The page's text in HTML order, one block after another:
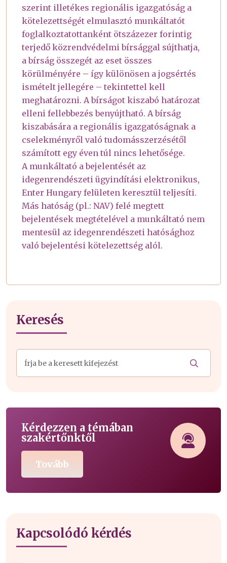
szerint illetékes regionális igazgatóság a
kötelezettségét elmulasztó munkáltatót
foglalkoztatottanként ötszázezer forintig
terjedő közrendvédelmi bírsággal sújthatja,
a bírság összegét az eset összes
körülményére – így különösen a jogsértés
ismételt jellegére – tekintettel kell
meghatározni. A bírságot kiszabó határozat
elleni fellebbezés benyújtható. A bírság
kiszabására a regionális igazgatóságnak a
cselekményről való tudomásszerzésétől
számított egy éven túl nincs lehetősége.
A munkáltató a bejelentését az
idegenrendészeti ügyindítási elektronikus,
Enter Hungary felületen keresztül teljesíti.
Más hatóság (pl.: NAV) felé megtett
bejelentések megtételével a munkáltató nem
mentesül az idegenrendészeti hatósághoz
való bejelentési kötelezettség alól.
Keresés
Kérdezzen a témában
szakértőnktől
Tovább
Kapcsolódó kérdés